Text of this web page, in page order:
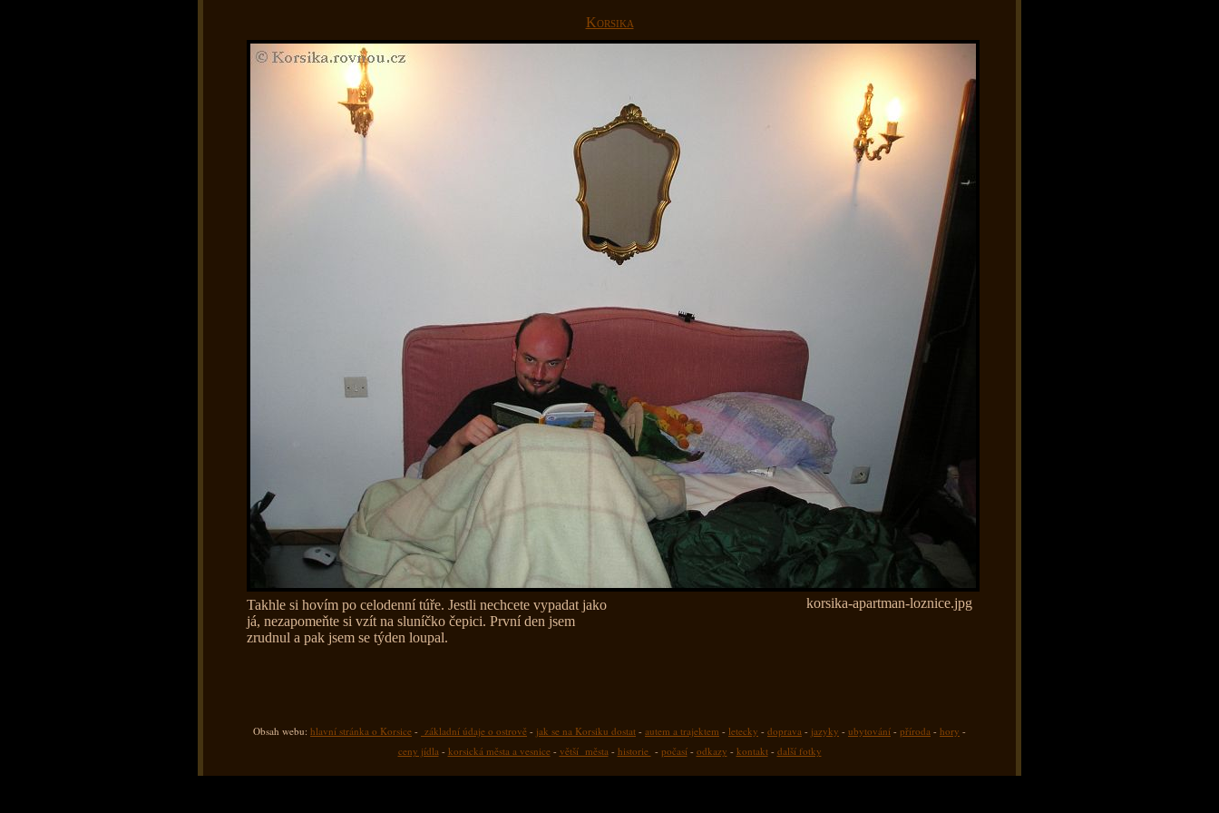
Korsika
korsika-apartman-loznice.jpg
Takhle si hovím po celodenní túře. Jestli nechcete vypadat jako
já, nezapomeňte si vzít na sluníčko čepici. První den jsem
zrudnul a pak jsem se týden loupal.
Obsah webu: hlavní stránka o Korsice - základní údaje o ostrově - jak se na Korsiku dostat - autem a trajektem - letecky - doprava - jazyky - ubytování - příroda - hory -
ceny jídla- korsická města a vesnice- větší města- historie - počasí- odkazy - kontakt- další fotky